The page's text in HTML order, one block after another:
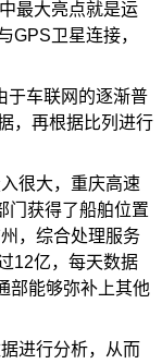
最大亮点就是运
GPS卫星连接，
于车联网的逐渐普
，再根据比列进行
很大，重庆高速
门获得了船舶位置
，综合处理服务
12亿，每天数据
部能够弥补上其他
进行分析，从而